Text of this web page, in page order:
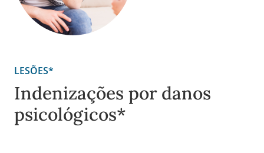
LESÕES*
Indenizações por danos
psicológicos*